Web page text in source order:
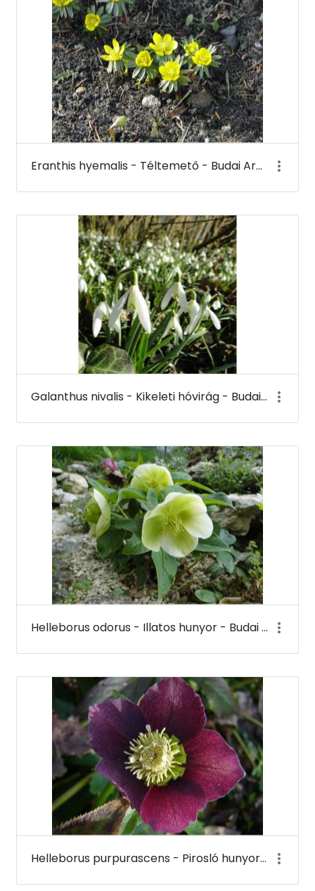
Eranthis hyemalis - Téltemető - Budai Arborétum
Galanthus nivalis - Kikeleti hóvirág - Budai Arborétum
Helleborus odorus - Illatos hunyor - Budai Arborétum
Helleborus purpurascens - Pirosló hunyor - Budai Arborétum